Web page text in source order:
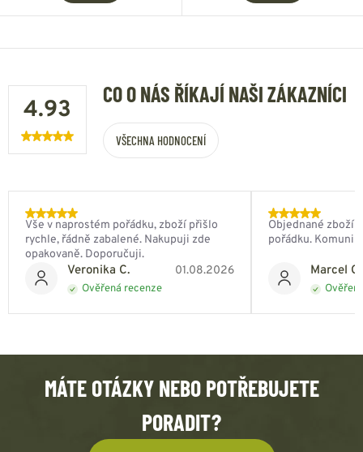
4.93
CO O NÁS ŘÍKAJÍ NAŠI ZÁKAZNÍCI
VŠECHNA HODNOCENÍ
Veronika C. 01.08.2026
Ověřená recenze
Vše v naprostém pořádku, zboží přišlo
rychle, řádně zabalené. Nakupuji zde
opakovaně. Doporučuji.
Marcel
Objednané zboží
pořádku.
MÁTE OTÁZKY NEBO POTŘEBUJETE
PORADIT?